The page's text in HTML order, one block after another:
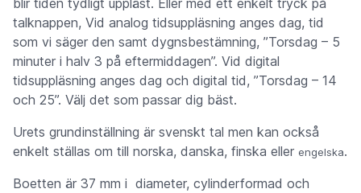
talknappen, Vid analog tidsuppläsning anges dag, tid
som vi säger den samt dygnsbestämning, ”Torsdag – 5
minuter i halv 3 på eftermiddagen”. Vid digital
tidsuppläsning anges dag och digital tid, ”Torsdag – 14
och 25”. Välj det som passar dig bäst.
Urets grundinställning är svenskt tal men kan också
enkelt ställas om till norska, danska, finska eller engelska.
Boetten är 37 mm i diameter, cylinderformad och